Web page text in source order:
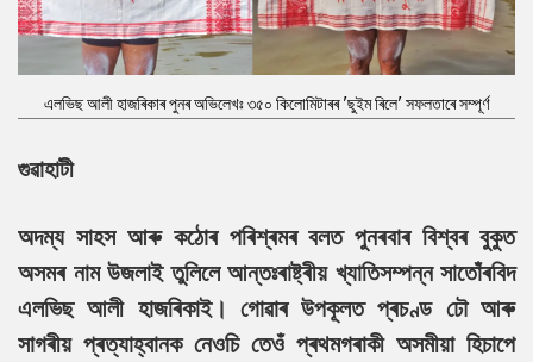
এলভিছ আলী হাজৰিকাৰ পুনৰ অভিলেখঃ ৩৫০ কিলোমিটাৰৰ 'ছুইম ৰিলে' সফলতাৰে সম্পূৰ্ণ
গুৱাহাটী
অদম্য সাহস আৰু কঠোৰ পৰিশ্ৰমৰ বলত পুনৰবাৰ বিশ্বৰ বুকুত
অসমৰ নাম উজলাই তুলিলে আন্তঃৰাষ্ট্ৰীয় খ্যাতিসম্পন্ন সাতোঁৰবিদ
এলভিছ আলী হাজৰিকাই। গোৱাৰ উপকূলত প্ৰচণ্ড ঢৌ আৰু
সাগৰীয় প্ৰত্যাহ্বানক নেওচি তেওঁ প্ৰথমগৰাকী অসমীয়া হিচাপে